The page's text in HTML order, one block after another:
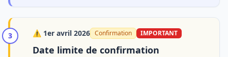
3 ⚠️ 1er avril 2026 Confirmation IMPORTANT
Date limite de confirmation